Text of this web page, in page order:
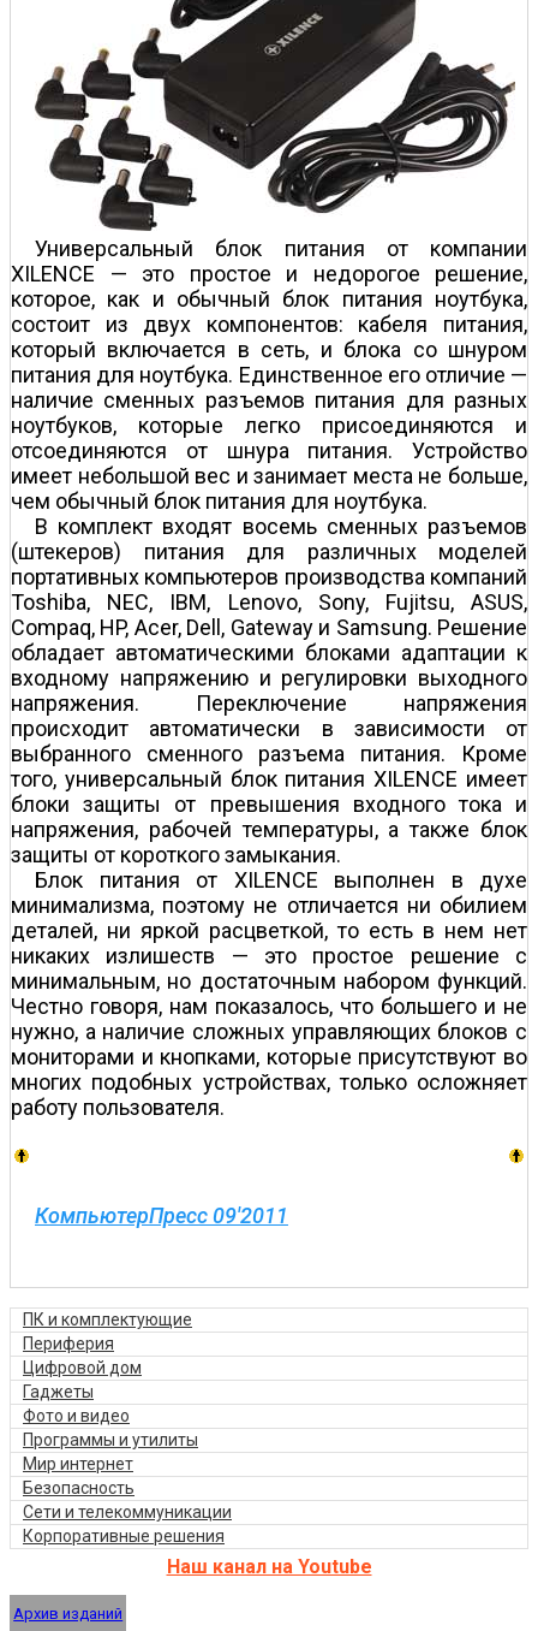
Универсальный блок питания от компании
XILENCE — это простое и недорогое решение,
которое, как и обычный блок питания ноутбука,
состоит из двух компонентов: кабеля питания,
который включается в сеть, и блока со шнуром
питания для ноутбука. Единственное его отличие —
наличие сменных разъемов питания для разных
ноутбуков, которые легко присоединяются и
отсоединяются от шнура питания. Устройство
имеет небольшой вес и занимает места не больше,
чем обычный блок питания для ноутбука.
В комплект входят восемь сменных разъемов
(штекеров) питания для различных моделей
портативных компьютеров производства компаний
Toshiba, NEC, IBM, Lenovo, Sony, Fujitsu, ASUS,
Compaq, HP, Acer, Dell, Gateway и Samsung. Решение
обладает автоматическими блоками адаптации к
входному напряжению и регулировки выходного
напряжения. Переключение напряжения
происходит автоматически в зависимости от
выбранного сменного разъема питания. Кроме
того, универсальный блок питания XILENCE имеет
блоки защиты от превышения входного тока и
напряжения, рабочей температуры, а также блок
защиты от короткого замыкания.
Блок питания от XILENCE выполнен в духе
минимализма, поэтому не отличается ни обилием
деталей, ни яркой расцветкой, то есть в нем нет
никаких излишеств — это простое решение с
минимальным, но достаточным набором функций.
Честно говоря, нам показалось, что большего и не
нужно, а наличие сложных управляющих блоков с
мониторами и кнопками, которые присутствуют во
многих подобных устройствах, только осложняет
работу пользователя.
КомпьютерПресс 09'2011
ПК и комплектующие
Периферия
Цифровой дом
Гаджеты
Фото и видео
Программы и утилиты
Мир интернет
Безопасность
Сети и телекоммуникации
Корпоративные решения
Наш канал на Youtube
Архив изданий